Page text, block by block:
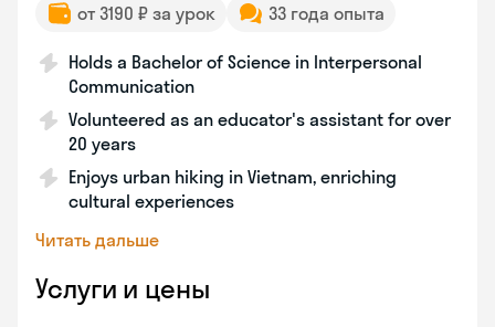
от 3190 ₽ за урок 33 года опыта
Holds a Bachelor of Science in Interpersonal
Communication
Volunteered as an educator's assistant for over
20 years
Enjoys urban hiking in Vietnam, enriching
cultural experiences
Читать дальше
Услуги и цены